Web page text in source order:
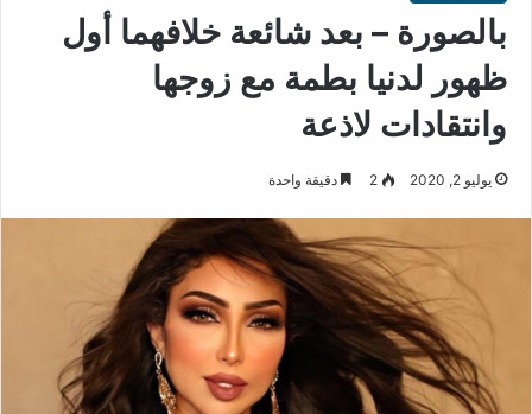
بالصورة – بعد شائعة خلافهما أول
ظهور لدنيا بطمة مع زوجها
وانتقادات لاذعة
يوليو 2, 2020 2 دقيقة واحدة